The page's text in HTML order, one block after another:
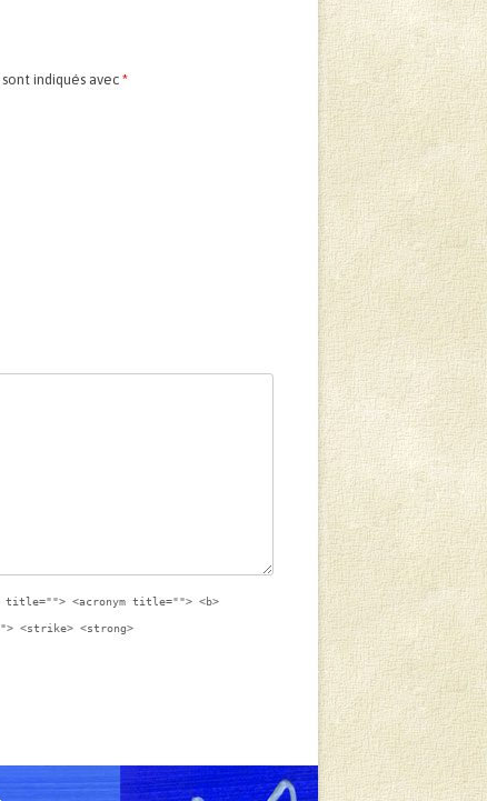
indiqués avec*
<acronym title=""> <b>
<strike> <strong>